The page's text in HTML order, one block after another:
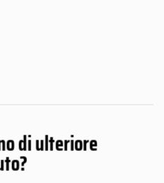
di ulteriore